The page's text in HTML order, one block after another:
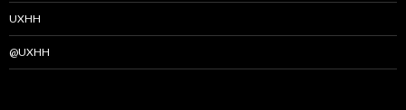
UXHH
@UXHH